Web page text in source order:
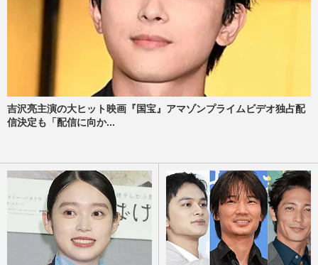
吉沢亮主演の大ヒット映画『国宝』アマゾンプライムビデオ独占配
信決定も「配信に向か...